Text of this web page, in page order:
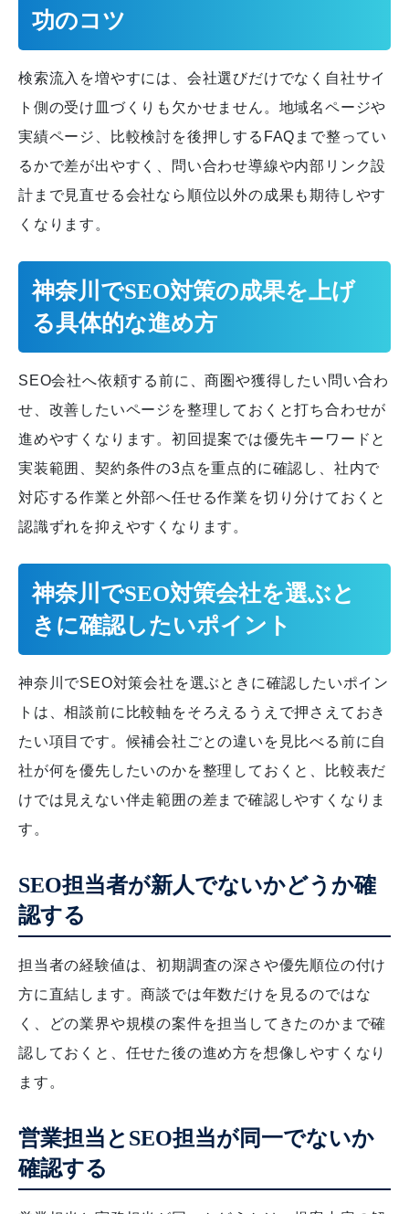
功のコツ
検索流入を増やすには、会社選びだけでなく自社サイ
ト側の受け皿づくりも欠かせません。地域名ページや
実績ページ、比較検討を後押しするFAQまで整ってい
るかで差が出やすく、問い合わせ導線や内部リンク設
計まで見直せる会社なら順位以外の成果も期待しやす
くなります。
神奈川でSEO対策の成果を上げ
る具体的な進め方
SEO会社へ依頼する前に、商圏や獲得したい問い合わ
せ、改善したいページを整理しておくと打ち合わせが
進めやすくなります。初回提案では優先キーワードと
実装範囲、契約条件の3点を重点的に確認し、社内で
対応する作業と外部へ任せる作業を切り分けておくと
認識ずれを抑えやすくなります。
神奈川でSEO対策会社を選ぶと
きに確認したいポイント
神奈川でSEO対策会社を選ぶときに確認したいポイン
トは、相談前に比較軸をそろえるうえで押さえておき
たい項目です。候補会社ごとの違いを見比べる前に自
社が何を優先したいのかを整理しておくと、比較表だ
けでは見えない伴走範囲の差まで確認しやすくなりま
す。
SEO担当者が新人でないかどうか確
認する
担当者の経験値は、初期調査の深さや優先順位の付け
方に直結します。商談では年数だけを見るのではな
く、どの業界や規模の案件を担当してきたのかまで確
認しておくと、任せた後の進め方を想像しやすくなり
ます。
営業担当とSEO担当が同一でないか
確認する